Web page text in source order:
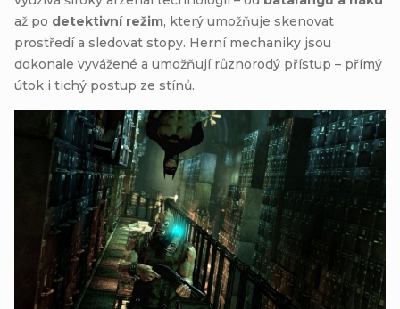
až po detektivní režim, který umožňuje skenovat
prostředí a sledovat stopy. Herní mechaniky jsou
dokonale vyvážené a umožňují různorodý přístup – přímý
útok i tichý postup ze stínů.